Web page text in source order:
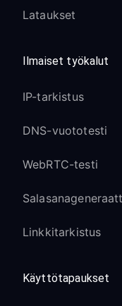
Lataukset
Ilmaiset työkalut
IP-tarkistus
DNS-vuototesti
WebRTC-testi
Linkkitarkistus
Käyttötapaukset